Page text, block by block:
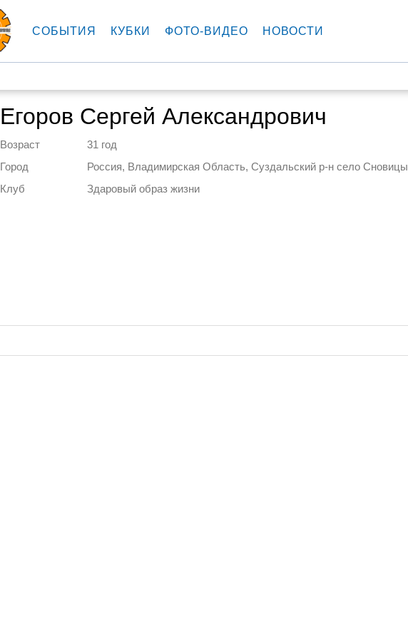
СОБЫТИЯ КУБКИ ФОТО-ВИДЕО НОВОСТИ
Егоров Сергей Александрович
Возраст
31 год
Город
Россия, Владимирская Область, Суздальский р-н село Сновицы
Клуб
Здаровый образ жизни